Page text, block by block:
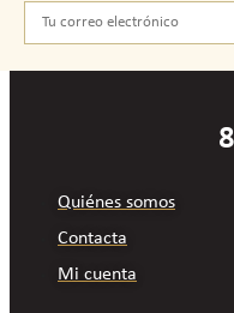
Quiénes somos
Contacta
Mi cuenta